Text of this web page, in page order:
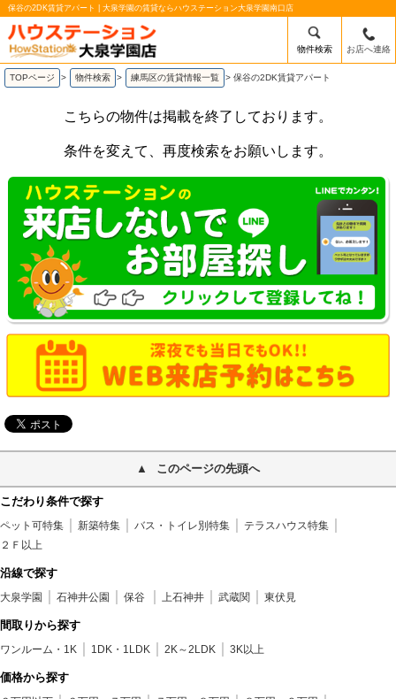
保谷の2DK賃貸アパート | 大泉学園の賃貸ならハウステーション大泉学園南口店
物件検索 お店へ連絡
TOPページ > 物件検索 > 練馬区の賃貸情報一覧 > 保谷の2DK賃貸アパート
こちらの物件は掲載を終了しております。
条件を変えて、再度検索をお願いします。
このページの先頭へ
こだわり条件で探す
ペット可特集 新築特集 バス・トイレ別特集
テラスハウス特集
２Ｆ以上
沿線で探す
大泉学園 石神井公園 保谷 上石神井 武蔵関 東伏見
間取りから探す
ワンルーム・1K 1DK・1LDK 2K～2LDK 3K以上
価格から探す